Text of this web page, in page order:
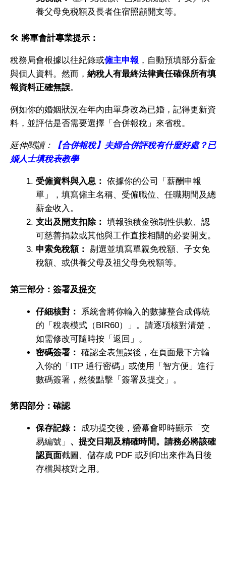
養父母免税額及長者住宿照顧開支等。
🛠️ 將軍會計專業提示：
稅務局會根據以往紀錄或僱主申報 ，自動預填部分薪金
與個人資料。然而， 納稅人有最終法律責任確保所有填
報資料正確無誤。
例如你的婚姻狀況在年內由單身改為已婚，記得更新資
料，並評估是否需要選擇「合併報稅」來省稅。
延伸閱讀：
【合併報稅】夫婦合併評稅有什麼好處？已
婚人士填稅表教學
受僱資料與入息： 依據你的公司「薪酬申報
單」，填寫僱主名稱、受僱職位、任職期間及總
薪金收入。
支出及開支扣除： 填報強積金強制性供款、認
可慈善捐款或其他與工作直接相關的必要開支。
申索免稅額： 剔選並填寫單親免稅額、子女免
稅額、或供養父母及祖父母免稅額等。
第三部分：簽署及提交
仔細核對：
系統會將你輸入的數據整合成傳統
的「稅表模式（BIR60）」。請逐項核對清楚，
如需修改可隨時按「返回」。
密碼簽署： 確認全表無誤後，在頁面最下方輸
入你的「ITP 通行密碼」或使用「智方便」進行
數碼簽署，然後點擊「簽署及提交」。
第四部分：確認
保存記錄：
成功提交後，螢幕會即時顯示「交
易編號」 、提交日期及精確時間。請務必將該確
認頁面截圖、儲存成 PDF 或列印出來作為日後
存檔與核對之用。